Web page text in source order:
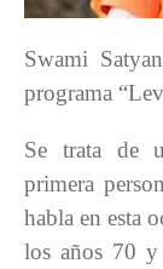
Swami
programa
Se trata de
primera
habla en esta
los años 70 y